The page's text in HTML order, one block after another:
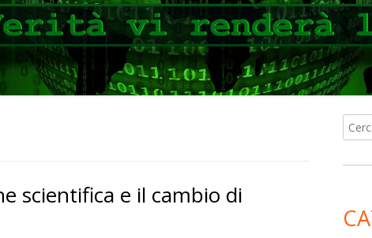
scientifica e il cambio di
per: